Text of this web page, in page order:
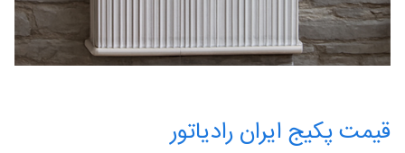
قیمت پکیج ایران رادیاتور